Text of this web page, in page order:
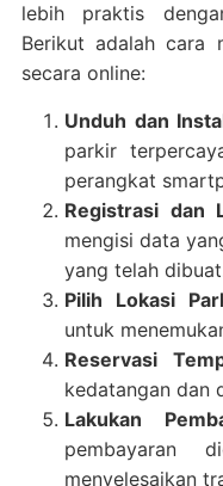
lebih praktis
Berikut adalah cara
secara online:
Unduh dan
parkir
perangkat
Registrasi dan
mengisi data
yang telah
Pilih Lokasi
untuk
Reservasi
kedatangan dan
Lakukan
pembayaran
menyelesaikan